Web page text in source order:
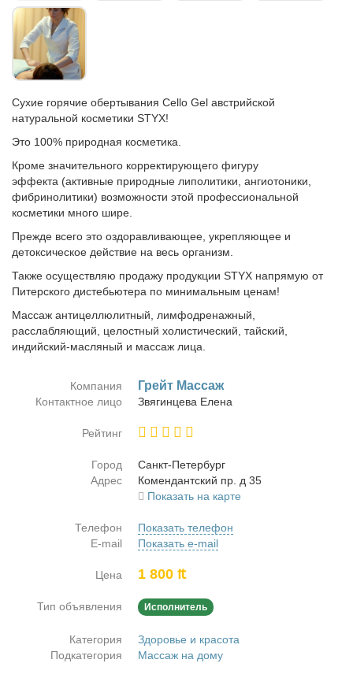
Сухие горячие обертывания Cello Gel австрийской
натуральной косметики STYX!
Это 100% природная косметика.
Кроме значительного корректирующего фигуру
эффекта (активные природные липолитики, ангиотоники,
фибринолитики) возможности этой профессиональной
косметики много шире.
Прежде всего это оздоравливающее, укрепляющее и
детоксическое действие на весь организм.
Также осуществляю продажу продукции STYX напрямую от
Питерского дистебьютера по минимальным ценам!
Массаж антицеллюлитный, лимфодренажный,
расслабляющий, целостный холистический, тайский,
индийский-масляный и массаж лица.
Компания Грейт Мас­саж
Контактное лицо Звя­гин­це­ва Еле­на
Рейтинг
Город
Санкт-Пе­тер­бург
Адрес
Ко­мен­дант­ский пр. д 35
Показать на карте
Телефон
Показать телефон
E-mail
Показать e-mail
Цена 1 800 ₶
Тип объявления Исполнитель
Категория
Здоровье и красота
Подкатегория
Массаж на дому